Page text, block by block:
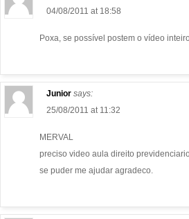
04/08/2011 at 18:58
Poxa, se possível postem o vídeo
Junior says:
25/08/2011 at 11:32
MERVAL
preciso video aula direito previdenciario.
se puder me ajudar agradeco.